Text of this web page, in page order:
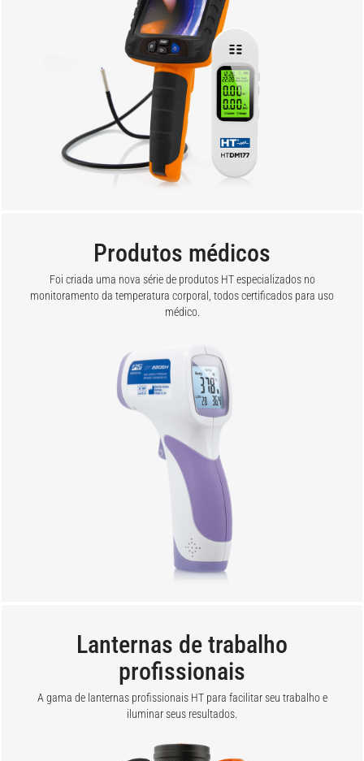
Produtos médicos
Foi criada uma nova série de produtos HT especializados no
monitoramento da temperatura corporal, todos certificados para uso
médico.
Lanternas de trabalho
profissionais
A gama de lanternas profissionais HT para facilitar seu trabalho e
iluminar seus resultados.